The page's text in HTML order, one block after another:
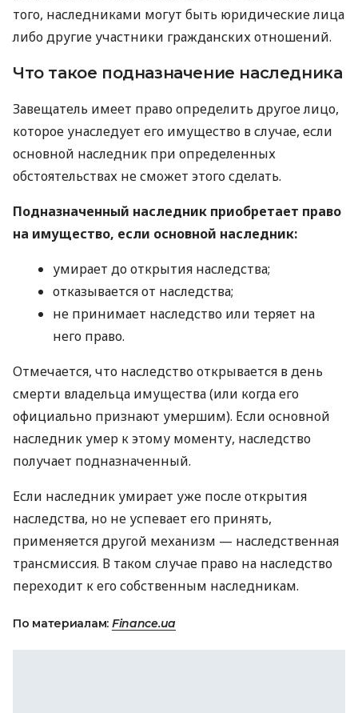
того, наследниками могут быть юридические лица
либо другие участники гражданских отношений.
Что такое подназначение наследника
Завещатель имеет право определить другое лицо,
которое унаследует его имущество в случае, если
основной наследник при определенных
обстоятельствах не сможет этого сделать.
Подназначенный наследник приобретает право
на имущество, если основной наследник:
умирает до открытия наследства;
отказывается от наследства;
не принимает наследство или теряет на
него право.
Отмечается, что наследство открывается в день
смерти владельца имущества (или когда его
официально признают умершим). Если основной
наследник умер к этому моменту, наследство
получает подназначенный.
Если наследник умирает уже после открытия
наследства, но не успевает его принять,
применяется другой механизм — наследственная
трансмиссия. В таком случае право на наследство
переходит к его собственным наследникам.
По материалам: Finance.ua